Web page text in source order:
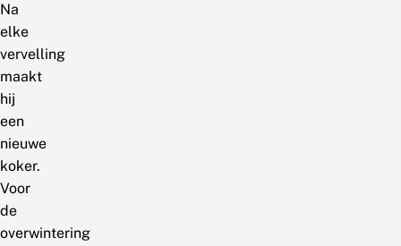
Na
elke
vervelling
maakt
hij
een
nieuwe
koker.
Voor
de
overwintering